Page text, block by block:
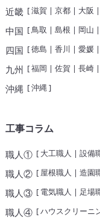
近畿[滋賀 | 京都| 大阪 |
中国 [鳥取 | 島根 | 岡山 |
四国 [徳島 | 香川 | 愛媛|
九州 [福岡 | 佐賀 | 長崎|
沖縄 [沖縄]
工事コラム
職人①[ 大工職人 | 設備
職人②[ 屋根職人 | 造園
職人③[ 電気職人 | 足場
職人④[ハウスクリーニ